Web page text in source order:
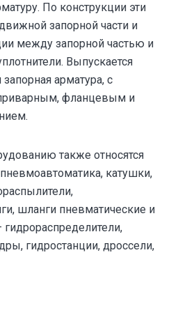
По конструкции эти
запорной части и
между запорной частью и
Выпускается
арматура, с
фланцевым и
также относятся
катушки,
шланги пневматические и
гидростанции, дроссели,